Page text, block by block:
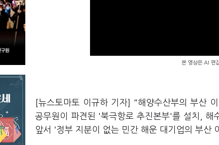
본 영상은 AI 편
[뉴스토마토 이규하 기자] "해양수산부의 부산
공무원이 파견된 '북극항로 추진본부'를 설치,
앞서 '정부 지분이 없는 민간 해운 대기업의 부산